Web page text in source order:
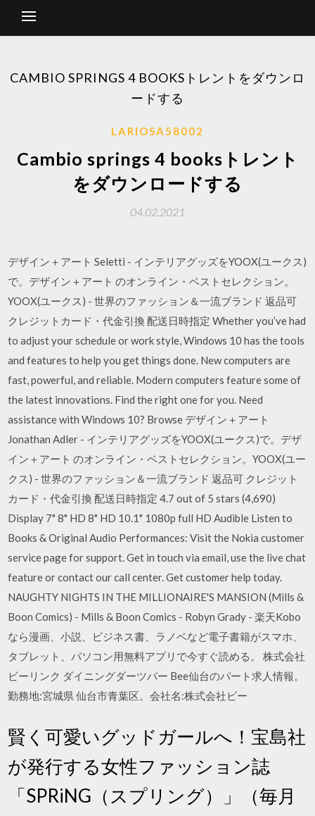
CAMBIO SPRINGS 4 BOOKSトレントをダウンロ
ードする
LARIOSA58002
Cambio springs 4 booksトレント
をダウンロードする
04.02.2021
デザイン＋アート Seletti - インテリアグッズをYOOX(ユークス)
で。デザイン＋アート のオンライン・ベストセレクション。
YOOX(ユークス) - 世界のファッション＆一流ブランド 返品可
クレジットカード・代金引換 配送日時指定 Whether you’ve had
to adjust your schedule or work style, Windows 10 has the tools
and features to help you get things done. New computers are
fast, powerful, and reliable. Modern computers feature some of
the latest innovations. Find the right one for you. Need
assistance with Windows 10? Browse デザイン＋アート
Jonathan Adler - インテリアグッズをYOOX(ユークス)で。デザ
イン＋アート のオンライン・ベストセレクション。YOOX(ユー
クス) - 世界のファッション＆一流ブランド 返品可 クレジット
カード・代金引換 配送日時指定 4.7 out of 5 stars (4,690)
Display 7" 8" HD 8" HD 10.1" 1080p full HD Audible Listen to
Books & Original Audio Performances: Visit the Nokia customer
service page for support. Get in touch via email, use the live chat
feature or contact our call center. Get customer help today.
NAUGHTY NIGHTS IN THE MILLIONAIRE'S MANSION (Mills &
Boon Comics) - Mills & Boon Comics - Robyn Grady - 楽天Kobo
なら漫画、小説、ビジネス書、ラノベなど電子書籍がスマホ、
タブレット、パソコン用無料アプリで今すぐ読める。 株式会社
ビーリンク ダイニングダーツバー Bee仙台のパート求人情報。
勤務地:宮城県 仙台市青葉区。会社名:株式会社ビー
賢く可愛いグッドガールへ！宝島社
が発行する女性ファッション誌
「SPRiNG（スプリング）」（毎月